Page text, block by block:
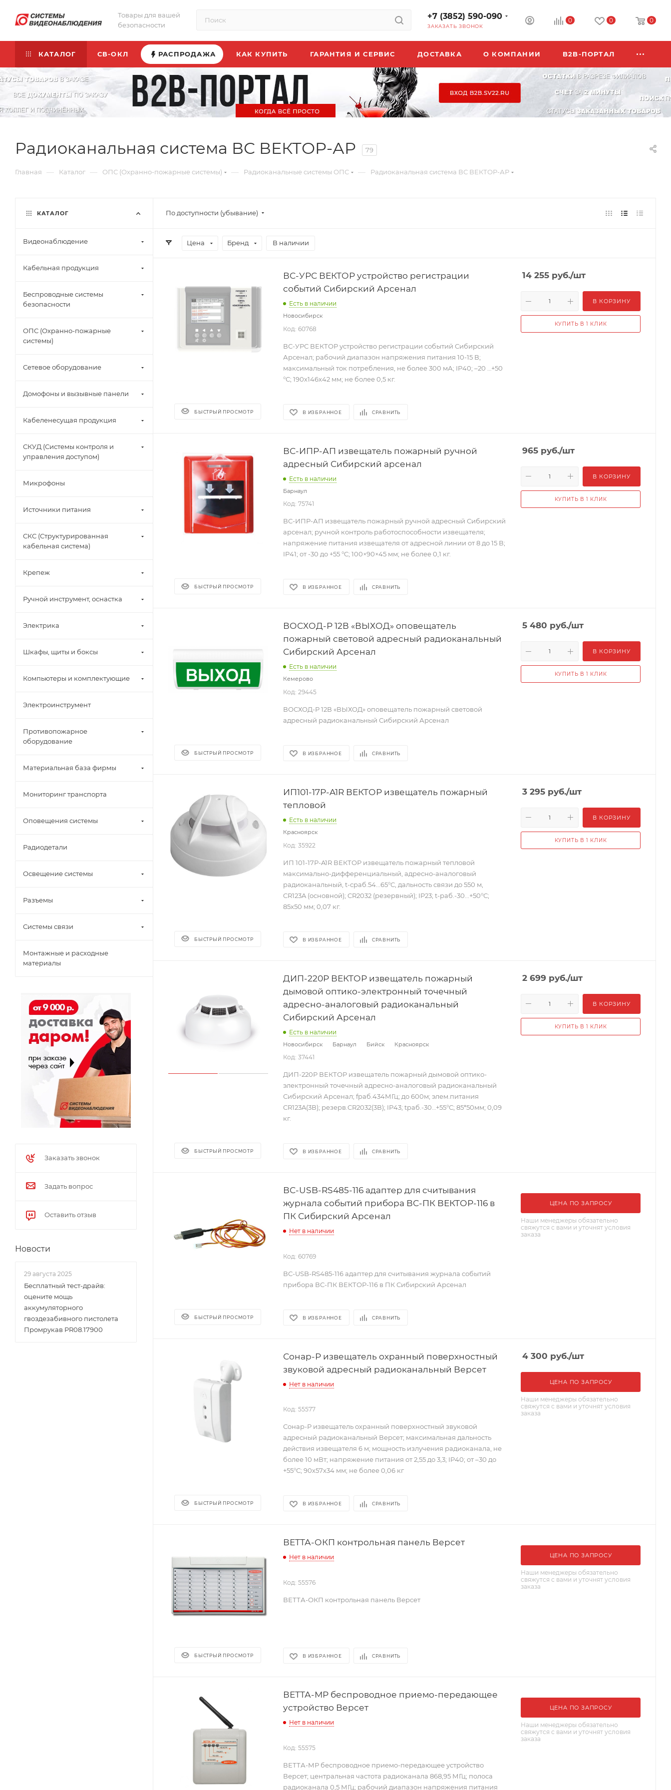
Товары для вашей
безопасности
+7 (3852) 590-090
ЗАКАЗАТЬ ЗВОНОК
0 0 0
КАТАЛОГ СВ-ОКЛ РАСПРОДАЖА КАК КУПИТЬ ГАРАНТИЯ И СЕРВИС ДОСТАВКА О КОМПАНИИ B2B-ПОРТАЛ
Радиоканальная система ВС ВЕКТОР-АР 79
Главная — Каталог — ОПС (Охранно-пожарные системы) — Радиоканальные системы ОПС — Радиоканальная система ВС ВЕКТОР-АР
По доступности (убывание)
Цена Бренд В наличии
БЫСТРЫЙ ПРОСМОТР
ВС-УРС ВЕКТОР устройство регистрации
событий Сибирский Арсенал
Есть в наличии
Новосибирск
Код: 60768
ВС-УРС ВЕКТОР устройство регистрации событий Сибирский
Арсенал; рабочий диапазон напряжения питания 10-15 В;
максимальный ток потребления, не более 300 мА; IP40; –20 …+50
°С; 190х146х42 мм; не более 0,5 кг.
В ИЗБРАННОЕ СРАВНИТЬ
14 255 руб./шт
В КОРЗИНУ
КУПИТЬ В 1 КЛИК
БЫСТРЫЙ ПРОСМОТР
ВС-ИПР-АП извещатель пожарный ручной
адресный Сибирский арсенал
Есть в наличии
Барнаул
Код: 75741
ВС-ИПР-АП извещатель пожарный ручной адресный Сибирский
арсенал; ручной контроль работоспособности извещателя;
напряжение питания извещателя от адресной линии от 8 до 15 В;
IP41; от -30 до +55 °C; 100×90×45 мм; не более 0,1 кг.
В ИЗБРАННОЕ СРАВНИТЬ
965 руб./шт
В КОРЗИНУ
КУПИТЬ В 1 КЛИК
БЫСТРЫЙ ПРОСМОТР
ВОСХОД-Р 12В «ВЫХОД» оповещатель
пожарный световой адресный радиоканальный
Сибирский Арсенал
Есть в наличии
Кемерово
Код: 29445
ВОСХОД-Р 12В «ВЫХОД» оповещатель пожарный световой
адресный радиоканальный Сибирский Арсенал
В ИЗБРАННОЕ СРАВНИТЬ
5 480 руб./шт
В КОРЗИНУ
КУПИТЬ В 1 КЛИК
БЫСТРЫЙ ПРОСМОТР
ИП101-17Р-A1R ВЕКТОР извещатель пожарный
тепловой
Есть в наличии
Красноярск
Код: 35922
ИП 101-17Р-A1R ВЕКТОР извещатель пожарный тепловой
максимально-дифференциальный, адресно-аналоговый
радиоканальный, t-сраб.54...65°С, дальность связи до 550 м,
CR123A (основной); CR2032 (резервный); IP23; t-раб.-30...+50°С;
85х50 мм; 0,07 кг.
В ИЗБРАННОЕ СРАВНИТЬ
3 295 руб./шт
В КОРЗИНУ
КУПИТЬ В 1 КЛИК
БЫСТРЫЙ ПРОСМОТР
ДИП-220Р ВЕКТОР извещатель пожарный
дымовой оптико-электронный точечный
адресно-аналоговый радиоканальный
Сибирский Арсенал
Есть в наличии
Новосибирск Барнаул Бийск Красноярск
Код: 37441
ДИП-220Р ВЕКТОР извещатель пожарный дымовой оптико-
электронный точечный адресно-аналоговый радиоканальный
Сибирский Арсенал; fраб.434МГц; до 600м; элем.питания
CR123A(3В); резерв.CR2032(3В); IP43; tраб.-30…+55°С; 85*50мм; 0,09
кг.
В ИЗБРАННОЕ СРАВНИТЬ
2 699 руб./шт
В КОРЗИНУ
КУПИТЬ В 1 КЛИК
БЫСТРЫЙ ПРОСМОТР
ВС-USB-RS485-116 адаптер для считывания
журнала событий прибора ВС-ПК ВЕКТОР-116 в
ПК Сибирский Арсенал
Нет в наличии
Код: 60769
ВС-USB-RS485-116 адаптер для считывания журнала событий
прибора ВС-ПК ВЕКТОР-116 в ПК Сибирский Арсенал
В ИЗБРАННОЕ СРАВНИТЬ
ЦЕНА ПО ЗАПРОСУ
Наши менеджеры обязательно
свяжутся с вами и уточнят условия
заказа
БЫСТРЫЙ ПРОСМОТР
Сонар-Р извещатель охранный поверхностный
звуковой адресный радиоканальный Версет
Нет в наличии
Код: 55577
Сонар-Р извещатель охранный поверхностный звуковой
адресный радиоканальный Версет; максимальная дальность
действия извещателя 6 м; мощность излучения радиоканала, не
более 10 мВт; напряжение питания от 2,55 до 3,3; IP40; от –30 до
+55°С; 90х57х34 мм; не более 0,06 кг
В ИЗБРАННОЕ СРАВНИТЬ
4 300 руб./шт
ЦЕНА ПО ЗАПРОСУ
Наши менеджеры обязательно
свяжутся с вами и уточнят условия
заказа
БЫСТРЫЙ ПРОСМОТР
ВЕТТА-ОКП контрольная панель Версет
Нет в наличии
Код: 55576
ВЕТТА-ОКП контрольная панель Версет
В ИЗБРАННОЕ СРАВНИТЬ
ЦЕНА ПО ЗАПРОСУ
Наши менеджеры обязательно
свяжутся с вами и уточнят условия
заказа
ВЕТТА-МР беспроводное приемо-передающее
устройство Версет
Нет в наличии
Код: 55575
ВЕТТА-МР беспроводное приемо-передающее устройство
Версет; центральная частота радиоканала 868,95 МГц; полоса
радиоканала 0,5 МГц; рабочий диапазон напряжения питания
ЦЕНА ПО ЗАПРОСУ
Наши менеджеры обязательно
свяжутся с вами и уточнят условия
заказа
КАТАЛОГ
Видеонаблюдение
Кабельная продукция
Беспроводные системы
безопасности
ОПС (Охранно-пожарные
системы)
Сетевое оборудование
Домофоны и вызывные панели
Кабеленесущая продукция
СКУД (Системы контроля и
управления доступом)
Микрофоны
Источники питания
СКС (Структурированная
кабельная система)
Крепеж
Ручной инструмент, оснастка
Электрика
Шкафы, щиты и боксы
Компьютеры и комплектующие
Электроинструмент
Противопожарное
оборудование
Материальная база фирмы
Мониторинг транспорта
Оповещения системы
Радиодетали
Освещение системы
Разъемы
Системы связи
Монтажные и расходные
материалы
Заказать звонок
Задать вопрос
Оставить отзыв
Новости
29 августа 2025
Бесплатный тест-драйв:
оцените мощь
аккумуляторного
гвоздезабивного пистолета
Промрукав PR08.17900